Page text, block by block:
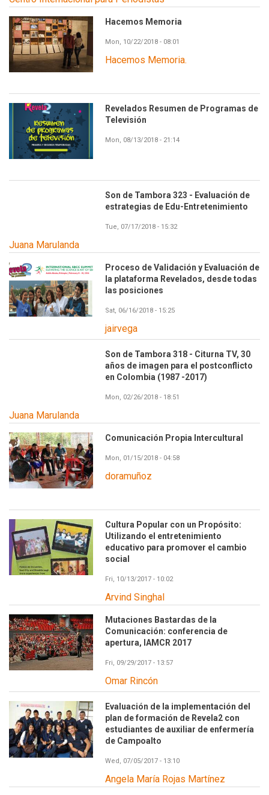
Hacemos Memoria
Mon, 10/22/2018 - 08:01
Hacemos Memoria.
Revelados Resumen de Programas de
Televisión
Mon, 08/13/2018 - 21:14
Son de Tambora 323 - Evaluación de
estrategias de Edu-Entretenimiento
Tue, 07/17/2018 - 15:32
Juana Marulanda
Proceso de Validación y Evaluación de
la plataforma Revelados, desde todas
las posiciones
Sat, 06/16/2018 - 15:25
jairvega
Son de Tambora 318 - Citurna TV, 30
años de imagen para el postconflicto
en Colombia (1987 -2017)
Mon, 02/26/2018 - 18:51
Juana Marulanda
Comunicación Propia Intercultural
Mon, 01/15/2018 - 04:58
doramuñoz
Cultura Popular con un Propósito:
Utilizando el entretenimiento
educativo para promover el cambio
social
Fri, 10/13/2017 - 10:02
Arvind Singhal
Mutaciones Bastardas de la
Comunicación: conferencia de
apertura, IAMCR 2017
Fri, 09/29/2017 - 13:57
Omar Rincón
Evaluación de la implementación del
plan de formación de Revela2 con
estudiantes de auxiliar de enfermería
de Campoalto
Wed, 07/05/2017 - 13:10
Angela María Rojas Martínez